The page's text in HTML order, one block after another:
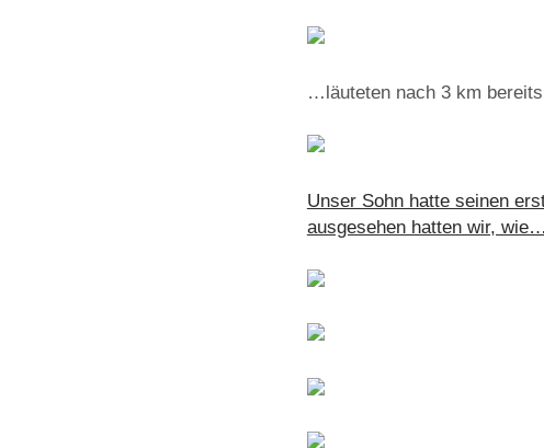
…läuteten nach 3 km
Unser Sohn hatte seinen
ausgesehen hatten wir,